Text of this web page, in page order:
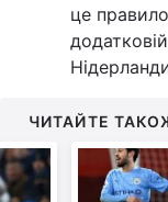
це
ЧИТАЙТЕ